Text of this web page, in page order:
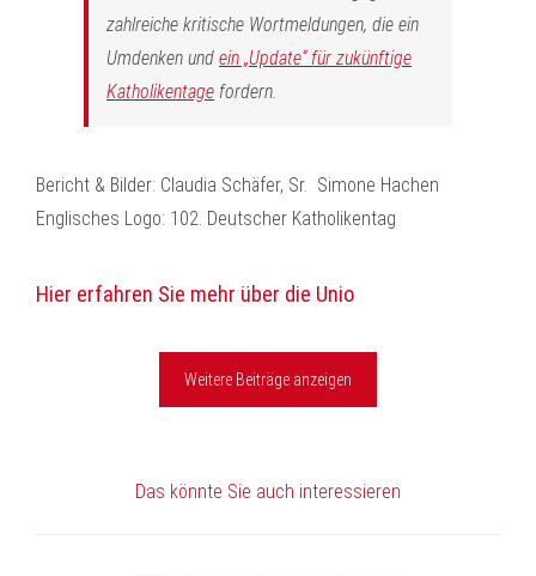
zahlreiche kritische Wortmeldungen, die ein
Umdenken und ein „Update“ für zukünftige
Katholikentage fordern.
Bericht & Bilder: Claudia Schäfer, Sr. Simone Hachen
Englisches Logo: 102. Deutscher Katholikentag
Hier erfahren Sie mehr über die Unio
Weitere Beiträge anzeigen
Das könnte Sie auch interessieren